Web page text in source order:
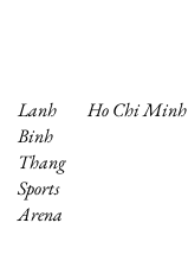
Lanh
Binh
Thang
Sports
Arena
Ho Chi Minh